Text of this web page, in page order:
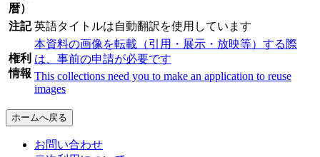
暦）
注記 英語タイトルは自動翻訳を使用しています
権利
情報
本資料の画像を転載（引用・展示・放映等）する際
は、事前の申請が必要です
This collections need you to make an application to reuse
images
ホームへ戻る
お問い合わせ